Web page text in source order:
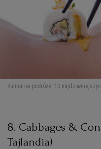
Kulinarne podróże. 10
8. Cabbages &
Tajlandia)